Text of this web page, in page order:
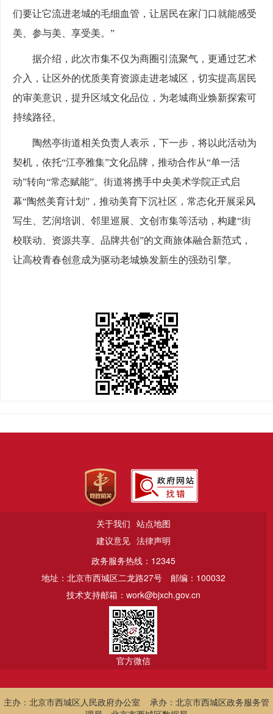
们要让它流进老城的毛细血管，让居民在家门口就能感受
美、参与美、享受美。”
据介绍，此次市集不仅为商圈引流聚气，更通过艺术
介入，让区外的优质美育资源走进老城区，切实提高居民
的审美意识，提升区域文化品位，为老城商业焕新探索可
持续路径。
陶然亭街道相关负责人表示，下一步，将以此活动为
契机，依托“江亭雅集”文化品牌，推动合作从“单一活
动”转向“常态赋能”。街道将携手中央美术学院正式启
幕“陶然美育计划”，推动美育下沉社区，常态化开展采风
写生、艺润培训、邻里巡展、文创市集等活动，构建“街
校联动、资源共享、品牌共创”的文商旅体融合新范式，
让高校青春创意成为驱动老城焕发新生的强劲引擎。
关于我们 站点地图
建议意见 法律声明
政务服务热线：12345
地址：北京市西城区二龙路27号
邮编：100032
技术支持邮箱：work@bjxch.gov.cn
官方微信
主办：北京市西城区人民政府办公室 承办：北京市西城区政务服务管